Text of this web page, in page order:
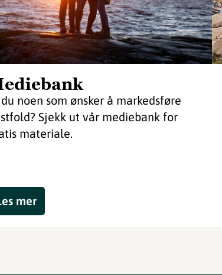
du noen som ønsker å markedsføre
Sjekk ut vår mediebank for
materiale.
mer